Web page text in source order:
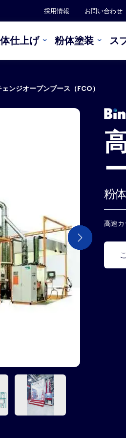
採用情報 お問い合わせ
仕上げ 粉体塗装 ス
ンジオープンブース（FCO）
次のページ
次のページ
次のページ
次のページ
次のページ
粉
高速